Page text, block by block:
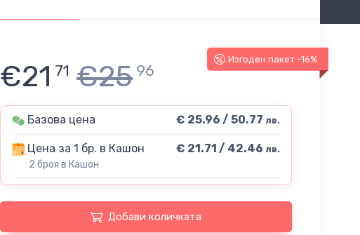
Изгоден пакет -16%
€21 71 €25 96
Базова цена € 25.96 / 50.77 лв.
Цена за 1 бр. в Кашон
2 броя в Кашон
€ 21.71 / 42.46 лв.
Добави количката